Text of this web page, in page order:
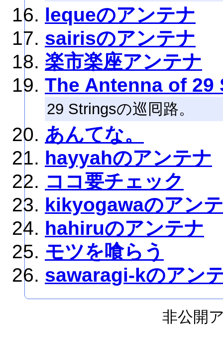
lequeのアンテナ
sairisのアンテナ
楽市楽座アンテナ
The Antenna of 29
29 Stringsの巡囘路。
あんてな。
hayyahのアンテナ
ココ要チェック
kikyogawaのアン
hahiruのアンテナ
モツを喰らう
sawaragi-kのアン
非公開